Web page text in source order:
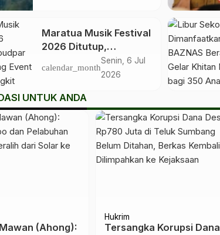
Maratua Musik Festival
2026 Ditutup,
Disbudpar Berau
Dorong Event Jadi
calendar_month
Senin, 6 Jul
2026
UNTUK ANDA
(Ahong):
Hukrim
Tersangka Korupsi Dana